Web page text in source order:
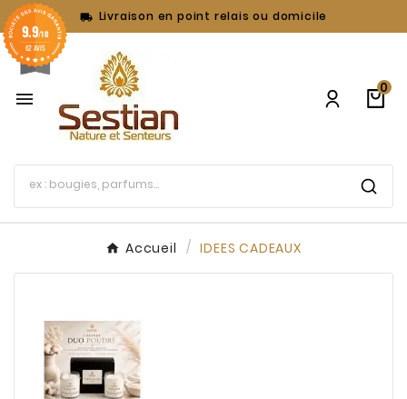
 Livraison en point relais ou domicile

0
Accueil IDEES CADEAUX
9.9/10
62 AVIS